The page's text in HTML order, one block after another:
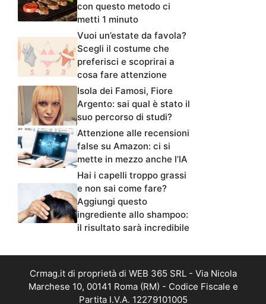
con questo metodo ci
metti 1 minuto
Vuoi un’estate da favola?
Scegli il costume che
preferisci e scoprirai a
cosa fare attenzione
Isola dei Famosi, Fiore
Argento: sai qual è stato il
suo percorso di studi?
Attenzione alle recensioni
false su Amazon: ci si
mette in mezzo anche l’IA
Hai i capelli troppo grassi
e non sai come fare?
Aggiungi questo
ingrediente allo shampoo:
il risultato sarà incredibile
Crmag.it di proprietà di WEB 365 SRL - Via Nicola
Marchese 10, 00141 Roma (RM) - Codice Fiscale e
Partita I.V.A. 12279101005